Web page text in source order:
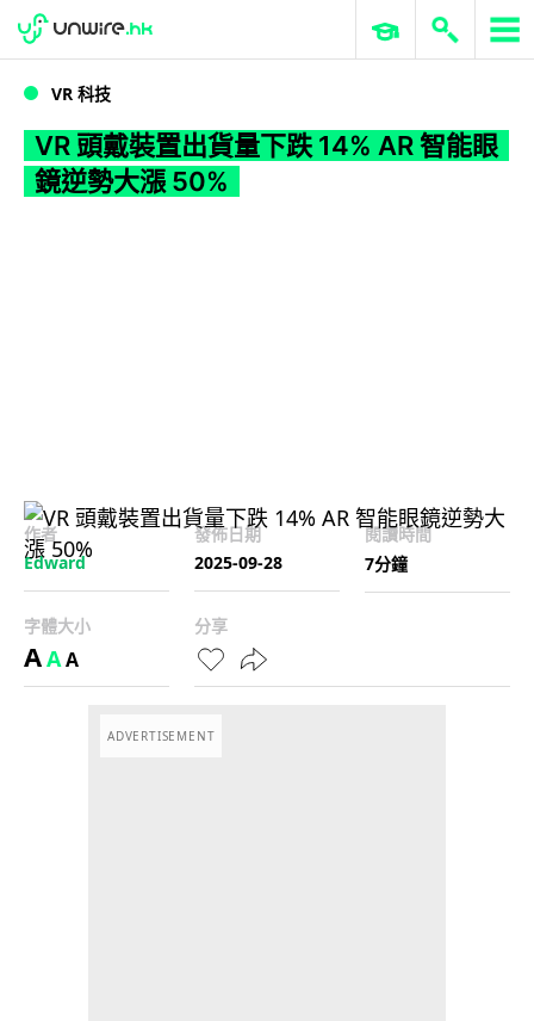
WWDC 2026 ERP 與商業 AI
VR 科技
VR 頭戴裝置出貨量下跌 14% AR 智能眼
鏡逆勢大漲 50%
作者
Edward
發佈日期
2025-09-28
閱讀時間
7分鐘
字體大小
AAA
分享
ADVERTISEMENT